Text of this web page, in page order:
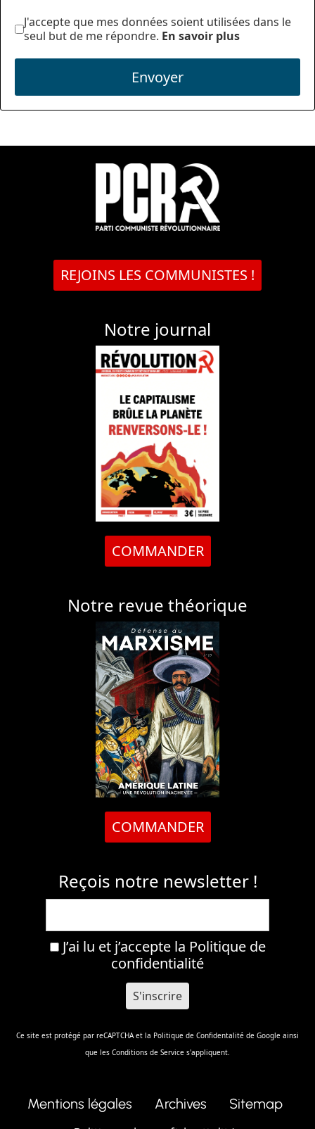
J'accepte que mes données soient utilisées dans le
seul but de me répondre. En savoir plus
Envoyer
REJOINS LES COMMUNISTES !
Notre journal
COMMANDER
Notre revue théorique
COMMANDER
Reçois notre newsletter !
J’ai lu et j’accepte la Politique de
confidentialité
Ce site est protégé par reCAPTCHA et la Politique de Confidentalité de Google ainsi
que les Conditions de Service s'appliquent.
Mentions légales Archives
Sitemap